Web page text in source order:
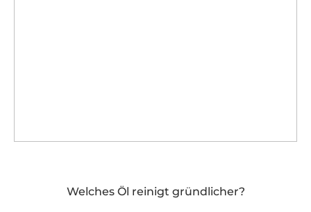
Welches Öl reinigt gründlicher?